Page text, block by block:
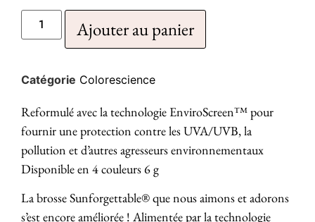
Ajouter au panier
Catégorie Colorescience
Reformulé avec la technologie EnviroScreen™ pour
fournir une protection contre les UVA/UVB, la
pollution et d’autres agresseurs environnementaux
Disponible en 4 couleurs 6 g
La brosse Sunforgettable® que nous aimons et adorons
s’est encore améliorée ! Alimentée par la technologie